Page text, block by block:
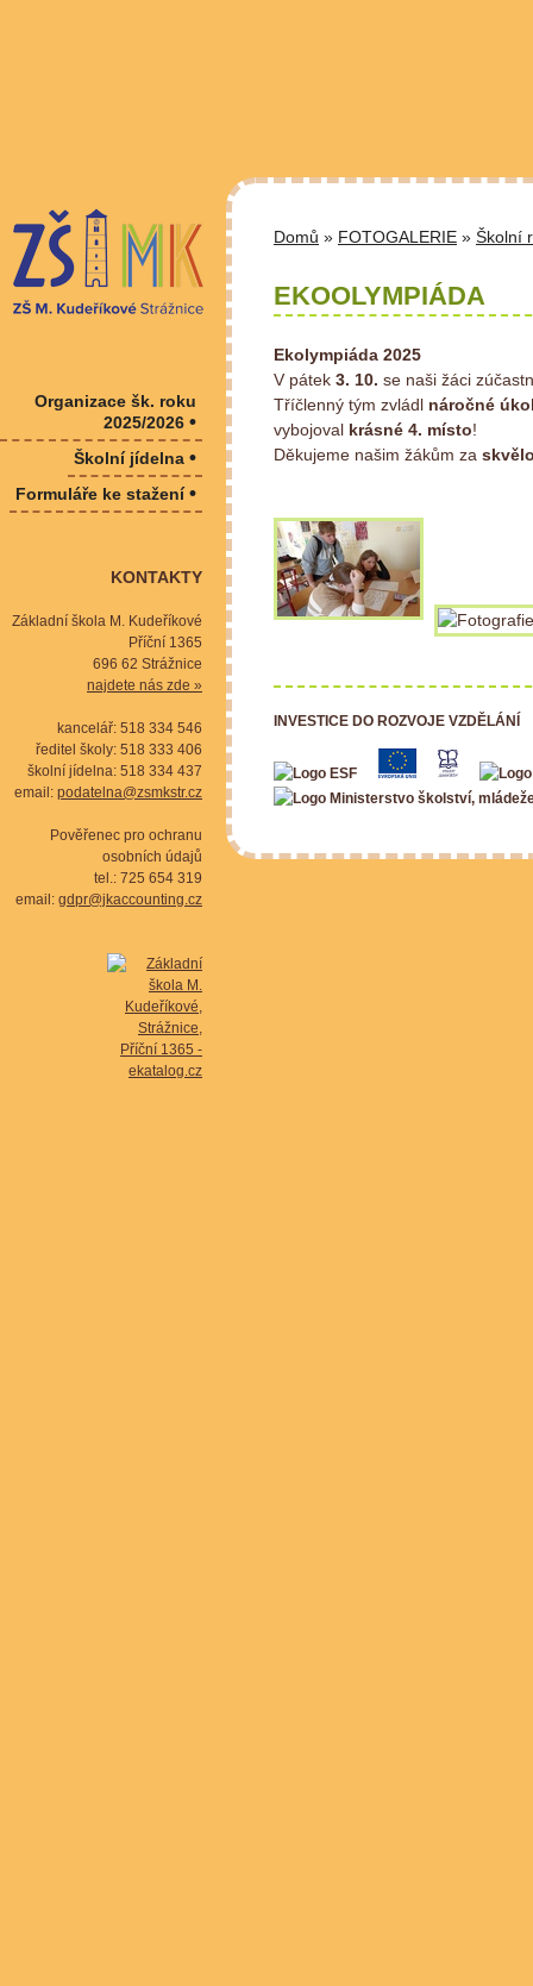
Domů » FOTOGALERIE » Školní
EKOOLYMPIÁDA
Ekolympiáda 2025
V pátek 3. 10. se naši žáci
Tříčlenný tým zvládl náročné
vybojoval krásné 4. místo!
Děkujeme našim žákům za
INVESTICE DO ROZVOJE VZDĚLÁNÍ
Organizace šk. roku
2025/2026 •
Školní jídelna •
Formuláře ke stažení•
KONTAKTY
Základní škola M. Kudeříkové
Příční 1365
696 62 Strážnice
najdete nás zde »
kancelář: 518 334 546
ředitel školy: 518 333 406
školní jídelna: 518 334 437
email: podatelna@zsmkstr.cz
Pověřenec pro ochranu
osobních údajů
tel.: 725 654 319
email: gdpr@jkaccounting.cz